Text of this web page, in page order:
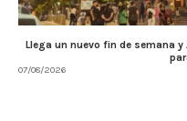
Llega un nuevo fin de semana
07/08/2026